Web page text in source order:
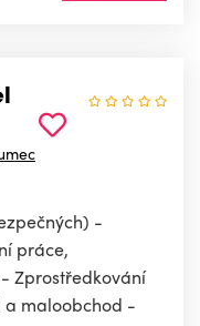
-
práce,
Zprostředkování
a maloobchod -